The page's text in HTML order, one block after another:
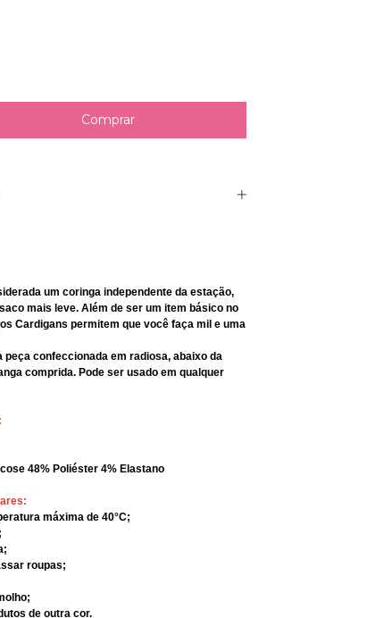
um coringa independente da estação,
mais leve. Além de ser um item básico no
Cardigans permitem que você faça mil e uma
peça confeccionada em radiosa, abaixo da
comprida. Pode ser usado em qualquer
48% Poliéster 4% Elastano
máxima de 40°C;
roupas;
de outra cor.